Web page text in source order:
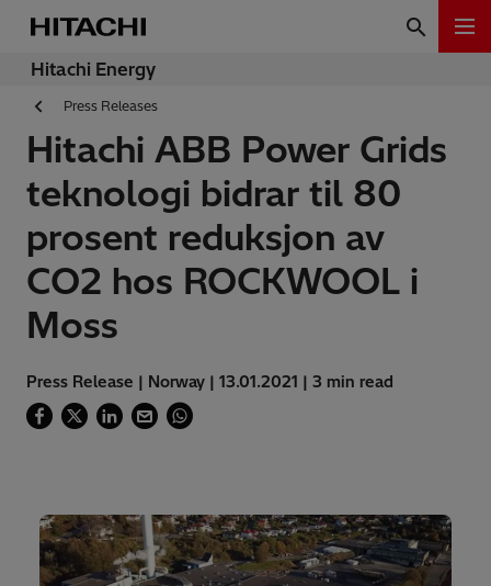
Hitachi Energy
Press Releases
Hitachi ABB Power Grids
teknologi bidrar til 80
prosent reduksjon av
CO2 hos ROCKWOOL i
Moss
Press Release | Norway | 13.01.2021 | 3 min read